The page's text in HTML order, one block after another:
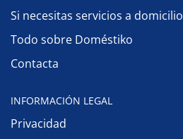
Si necesitas servicios a domicilio
Todo sobre Doméstiko
Contacta
INFORMACIÓN LEGAL
Privacidad